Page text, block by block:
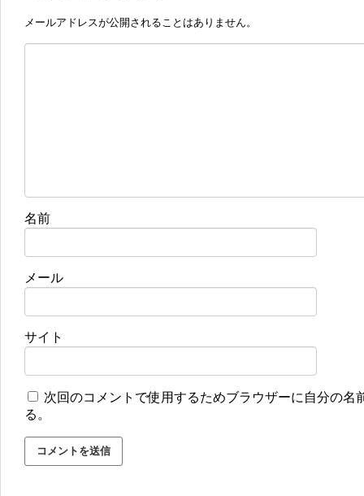
メールアドレスが公開されることはありません。
名前
メール
サイト
次回のコメントで使用するためブラウザーに自分の名
る。